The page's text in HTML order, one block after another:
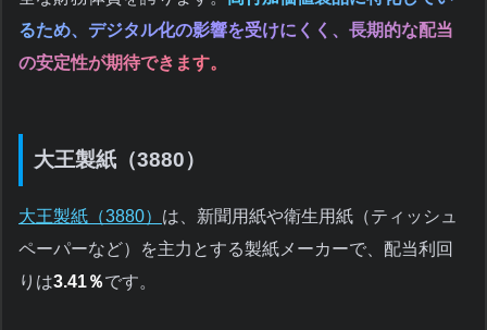
るため、デジタル化の影響を受けにくく、長期的な配当
の安定性が期待できます。
大王製紙（3880）
大王製紙（3880） は、新聞用紙や衛生用紙（ティッシュ
ペーパーなど）を主力とする製紙メーカーで、配当利回
りは3.41％です。